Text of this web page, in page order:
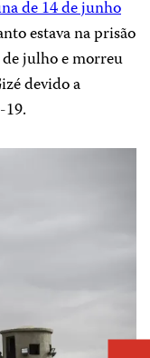
de 14 de junho
estava na prisão
julho e morreu
devido a